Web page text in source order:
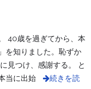
40歳を過ぎてから、本
を知りました。恥ずか
見つけ、感謝する。 と
当に出始
続きを読